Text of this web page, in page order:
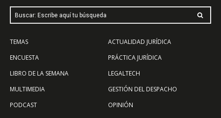
Buscar: Escribe aquí tu búsqueda
TEMAS
ENCUESTA
LIBRO DE LA SEMANA
MULTIMEDIA
PODCAST
ACTUALIDAD JURÍDICA
PRÁCTICA JURÍDICA
LEGALTECH
GESTIÓN DEL DESPACHO
OPINIÓN